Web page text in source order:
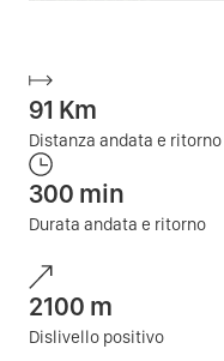
91 Km
Distanza andata e ritorno
300 min
Durata andata e ritorno
2100 m
Dislivello positivo